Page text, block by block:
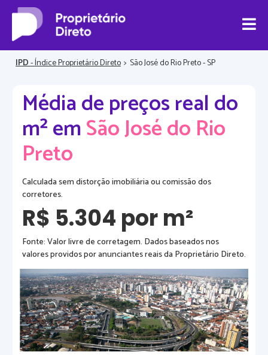
IPD- Índice Proprietário Direto > São José do Rio Preto - SP
Média de preços real do
m² emSão José do Rio
Preto
Calculada sem distorção imobiliária ou comissão dos
corretores.
R$ 5.304 por m²
Fonte: Valor livre de corretagem. Dados baseados nos
valores providos por anunciantes reais da Proprietário Direto.